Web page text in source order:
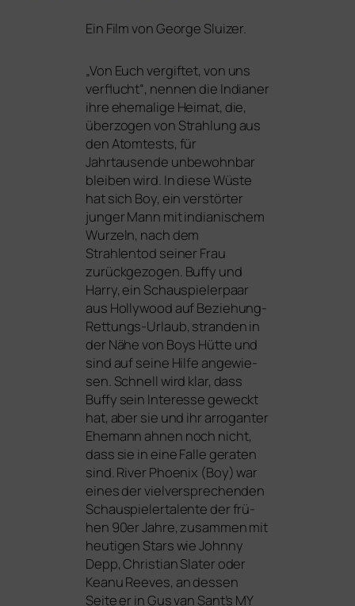
Ein Film von George Sluizer.
„Von Euch ver­gif­tet, von uns
ver­flucht“, nen­nen die Indianer
ihre ehe­ma­li­ge Heimat, die,
über­zo­gen von Strahlung aus
den Atomtests, für
Jahrtausende unbe­wohn­bar
blei­ben wird. In die­se Wüste
hat sich Boy, ein ver­stör­ter
jun­ger Mann mit india­ni­schem
Wurzeln, nach dem
Strahlentod sei­ner Frau
zurück­ge­zo­gen. Buffy und
Harry, ein Schauspielerpaar
aus Hollywood auf Beziehung-
Rettungs-Urlaub, stran­den in
der Nähe von Boys Hütte und
sind auf sei­ne Hilfe ange­wie­
sen. Schnell wird klar, dass
Buffy sein Interesse geweckt
hat, aber sie und ihr arro­gan­ter
Ehemann ahnen noch nicht,
dass sie in eine Falle gera­ten
sind. River Phoenix (Boy) war
eines der viel­ver­spre­chen­den
Schauspielertalente der frü­
hen 90er Jahre, zusam­men mit
heu­ti­gen Stars wie Johnny
Depp, Christian Slater oder
Keanu Reeves, an des­sen
Seite er in Gus van Sant’s MY